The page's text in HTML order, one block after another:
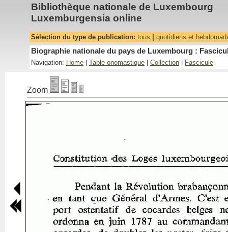
Bibliothèque nationale de Luxembourg
Luxemburgensia online
Sélection du type de publication: tous quotidiens et
Biographie nationale du pays de Luxembourg :
Navigation: Home Table onomastique Collection Fascicule
Zoom